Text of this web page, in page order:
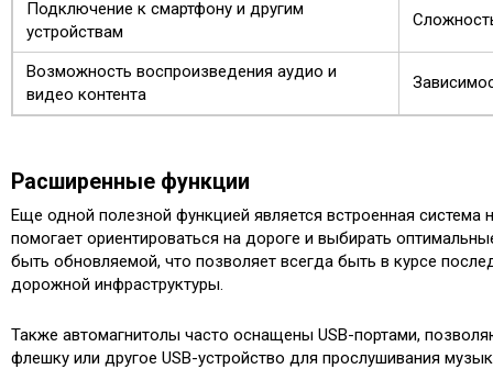
Подключение к смартфону и другим
устройствам
Возможность воспроизведения аудио и
видео контента
Расширенные функции
Еще одной полезной функцией является встроенная система
помогает ориентироваться на дороге и выбирать
быть обновляемой, что позволяет всегда быть в курсе
дорожной инфраструктуры.
Также автомагнитолы часто оснащены USB-портами,
флешку или другое USB-устройство для прослушивания